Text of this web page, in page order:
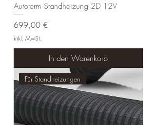
Autoterm Standheizung 2D 12V
Preis
699,00 €
inkl. MwSt.
In den Warenkorb
Für Standheizungen